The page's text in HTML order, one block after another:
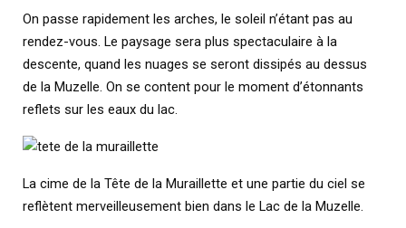
On passe rapidement les arches, le soleil n’étant pas au
rendez-vous. Le paysage sera plus spectaculaire à la
descente, quand les nuages se seront dissipés au dessus
de la Muzelle. On se content pour le moment d’étonnants
reflets sur les eaux du lac.
La cime de la Tête de la Muraillette et une partie du ciel se
reflètent merveilleusement bien dans le Lac de la Muzelle.